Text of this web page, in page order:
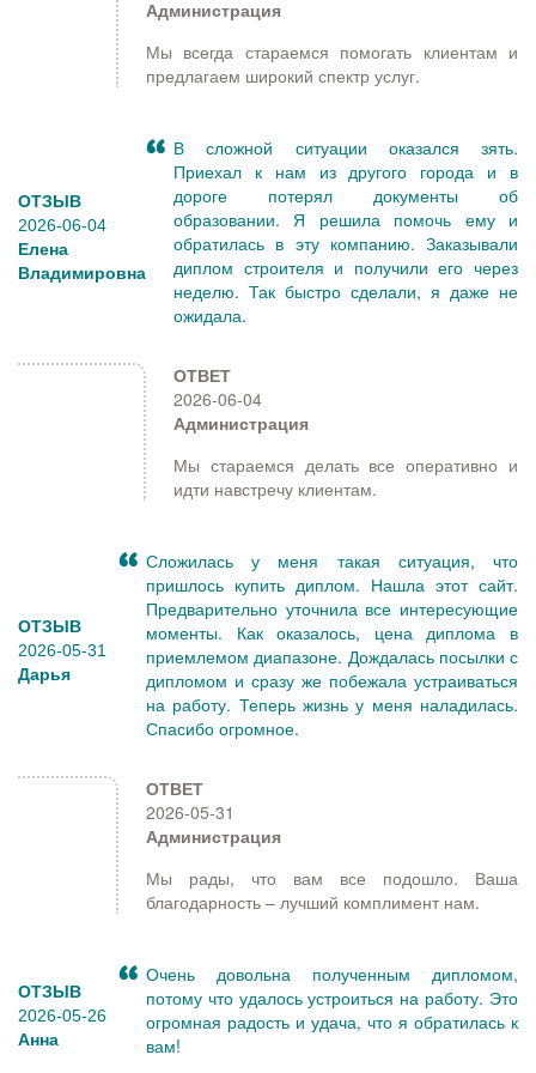
Администрация
Мы всегда стараемся помогать клиентам и
предлагаем широкий спектр услуг.
ОТЗЫВ
2026-06-04
Елена
Владимировна
В сложной ситуации оказался зять.
Приехал к нам из другого города и в
дороге потерял документы об
образовании. Я решила помочь ему и
обратилась в эту компанию. Заказывали
диплом строителя и получили его через
неделю. Так быстро сделали, я даже не
ожидала.
ОТВЕТ
2026-06-04
Администрация
Мы стараемся делать все оперативно и
идти навстречу клиентам.
ОТЗЫВ
2026-05-31
Дарья
Сложилась у меня такая ситуация, что
пришлось купить диплом. Нашла этот сайт.
Предварительно уточнила все интересующие
моменты. Как оказалось, цена диплома в
приемлемом диапазоне. Дождалась посылки с
дипломом и сразу же побежала устраиваться
на работу. Теперь жизнь у меня наладилась.
Спасибо огромное.
ОТВЕТ
2026-05-31
Администрация
Мы рады, что вам все подошло. Ваша
благодарность – лучший комплимент нам.
ОТЗЫВ
2026-05-26
Анна
Очень довольна полученным дипломом,
потому что удалось устроиться на работу. Это
огромная радость и удача, что я обратилась к
вам!